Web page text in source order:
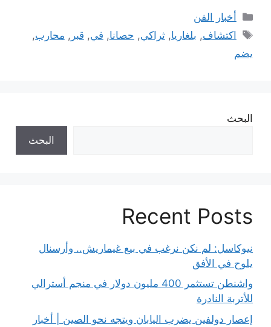
التصنيفات
أخبار الفن
الوسوم
اكتشاف, بلغاريا,ثراكي, حصانا, في, قبر , محارب,
يضم
البحث
البحث
Recent Posts
نيوكاسل: لم نكن نرغب في بيع غيماريش.. وأرسنال
يلوح في الأفق
واشنطن تستثمر 400 مليون دولار في منجم أسترالي
للأتربة النادرة
إعصار دولفين يضرب اليابان ويتجه نحو الصين | أخبار